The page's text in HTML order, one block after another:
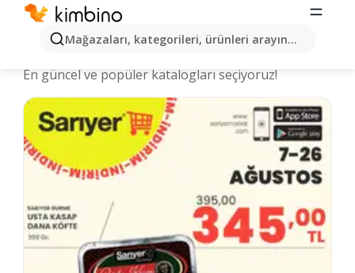
Mağazaları, kategorileri, ürünleri arayın...
Kahta şehrinde kataloglar ve indirimli
En güncel ve popüler katalogları seçiyoruz!